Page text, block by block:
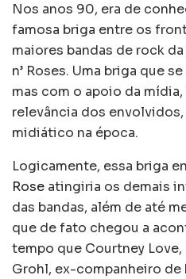
Nos anos 90, era de
famosa briga entre os
maiores bandas de rock
n’ Roses. Uma briga que
mas com o apoio da
relevância dos
midiático na época.
Logicamente, essa briga
Rose atingiria os demais
das bandas, além de até
que de fato chegou a
tempo que Courtney Love,
Grohl, ex-companheiro de